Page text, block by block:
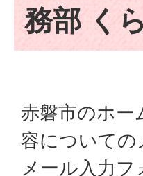
務部 く
赤磐市のホー
容についての
メール入力